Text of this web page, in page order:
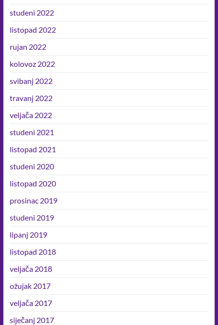
studeni 2022
listopad 2022
rujan 2022
kolovoz 2022
svibanj 2022
travanj 2022
veljača 2022
studeni 2021
listopad 2021
studeni 2020
listopad 2020
prosinac 2019
studeni 2019
lipanj 2019
listopad 2018
veljača 2018
ožujak 2017
veljača 2017
siječanj 2017